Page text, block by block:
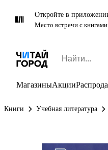
Откройте в
Место встречи с книгами
МагазиныАкции
Книги Учебная литература